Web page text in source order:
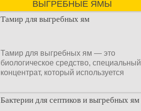
ВЫГРЕБНЫЕ ЯМЫ
Тамир для выгребных ям
Тамир для выгребных ям — это
биологическое средство, специальный
концентрат, который используется
Бактерии для септиков и выгребных ям